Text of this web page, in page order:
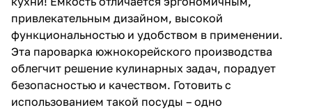
привлекательным дизайном, высокой
функциональностью и удобством в применении.
Эта пароварка южнокорейского производства
облегчит решение кулинарных задач, порадует
безопасностью и качеством. Готовить с
использованием такой посуды – одно